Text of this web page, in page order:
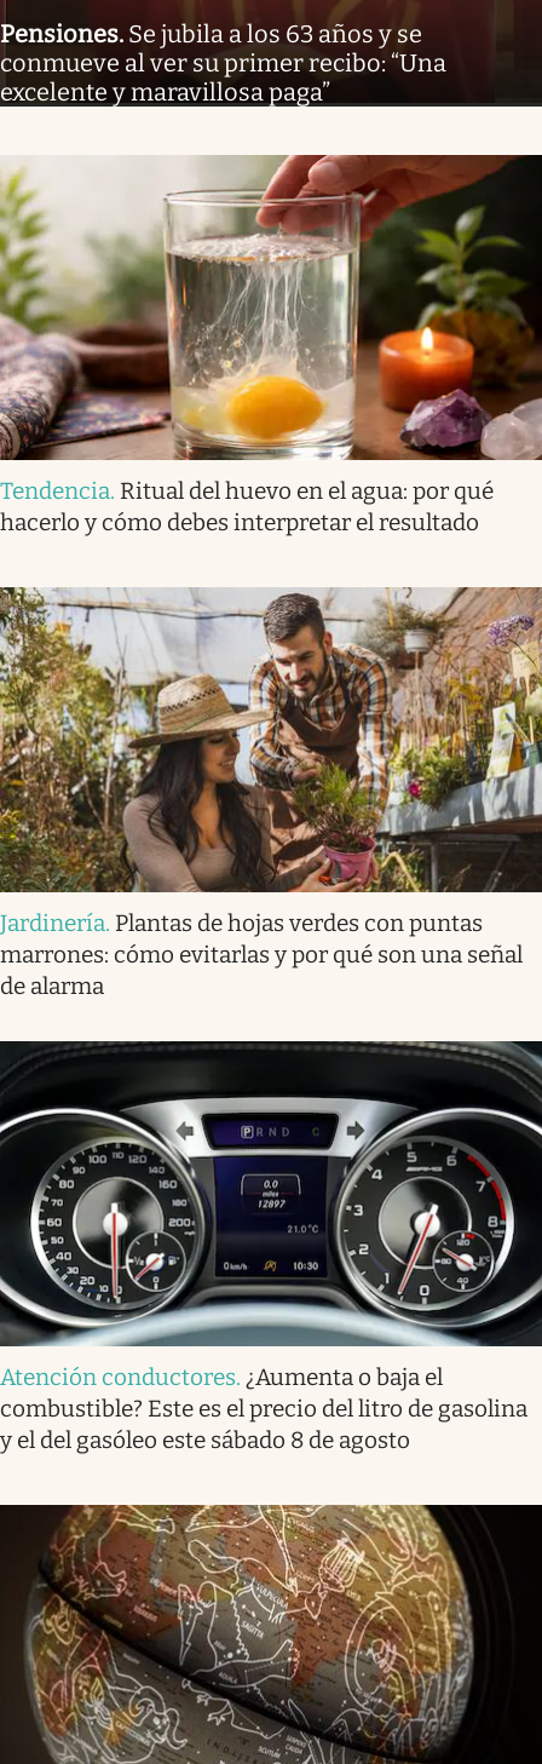
Pensiones. Se jubila a los 63 años y se
conmueve al ver su primer recibo: “Una
excelente y maravillosa paga”
Tendencia. Ritual del huevo en el agua: por qué
hacerlo y cómo debes interpretar el resultado
Jardinería. Plantas de hojas verdes con puntas
marrones: cómo evitarlas y por qué son una señal
de alarma
Atención conductores. ¿Aumenta o baja el
combustible? Este es el precio del litro de gasolina
y el del gasóleo este sábado 8 de agosto